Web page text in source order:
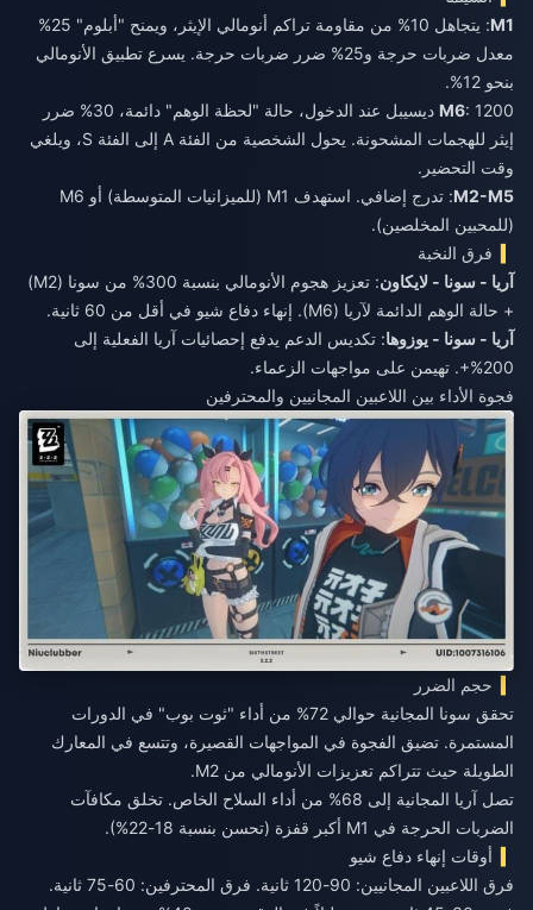
M1
: يتجاهل 10% من مقاومة تراكم أنومالي الإيثر، ويمنح "أبلوم" 25%
معدل ضربات حرجة و25% ضرر ضربات حرجة. يسرع تطبيق الأنومالي
بنحو 12%.
M6
: 1200 ديسيبل عند الدخول، حالة "لحظة الوهم" دائمة، 30% ضرر
إيثر للهجمات المشحونة. يحول الشخصية من الفئة A إلى الفئة S، ويلغي
وقت التحضير.
M2-M5
: تدرج إضافي. استهدف M1 (للميزانيات المتوسطة) أو M6
(للمحبين المخلصين).
فرق النخبة
آريا - سونا - لايكاون
: تعزيز هجوم الأنومالي بنسبة 300% من سونا (M2)
+ حالة الوهم الدائمة لآريا (M6). إنهاء دفاع شيو في أقل من 60 ثانية.
آريا - سونا - يوزوها: تكديس الدعم يدفع إحصائيات آريا الفعلية إلى
200%+. تهيمن على مواجهات الزعماء.
فجوة الأداء بين اللاعبين المجانيين والمحترفين
حجم الضرر
تحقق سونا المجانية حوالي 72% من أداء "ثوت بوب" في الدورات
المستمرة. تضيق الفجوة في المواجهات القصيرة، وتتسع في المعارك
الطويلة حيث تتراكم تعزيزات الأنومالي من M2.
تصل آريا المجانية إلى 68% من أداء السلاح الخاص. تخلق مكافآت
الضربات الحرجة في M1 أكبر قفزة (تحسن بنسبة 18-22%).
أوقات إنهاء دفاع شيو
فرق اللاعبين المجانيين: 90-120 ثانية. فرق المحترفين: 60-75 ثانية.